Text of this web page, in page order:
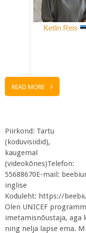
Ketlin Reis
READ MORE
Piirkond: Tartu
(koduvisiidid),
kaugemal
(videokõnes)Telefon:
55688670E-mail:
inglise
Koduleht: https://
Olen UNICEF
imetamisnõustaja, aga
ning nelja lapse ema.